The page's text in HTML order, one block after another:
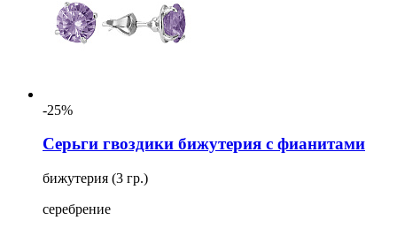
-25%
Серьги гвоздики бижутерия с фианитами
бижутерия (3 гр.)
серебрение